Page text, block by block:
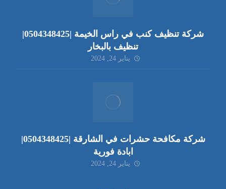
شركة تنظيف كنب في راس الخيمة |0504348425|
تنظيف بالبخار
يناير 24, 2024
شركة مكافحة حشرات في الشارقة |0504348425|
ابادة فورية
يناير 24, 2024